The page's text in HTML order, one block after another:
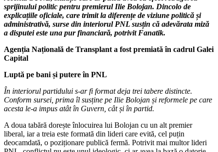
sprijinului politic pentru premierul Ilie Bolojan. Dincolo de
explicațiile oficiale, care trimit la diferențe de viziune politică și
administrativă, surse din interiorul PNL susțin că adevărata miză
a disputei este una pur financiară, potrivit Fanatik.
Agenția Națională de Transplant a fost premiată în cadrul Galei
Capital
Luptă pe bani și putere în PNL
În interiorul partidului s-ar fi format deja trei tabere distincte.
Conform sursei, prima îl susține pe Ilie Bolojan și reformele pe care
acesta le-a impus atât în Guvern, cât și în partid.
A doua tabără dorește înlocuirea lui Bolojan cu un alt premier
liberal, iar a treia este formată din lideri care evită, cel puțin
deocamdată, o poziționare publică fermă. Potrivit mai multor lideri